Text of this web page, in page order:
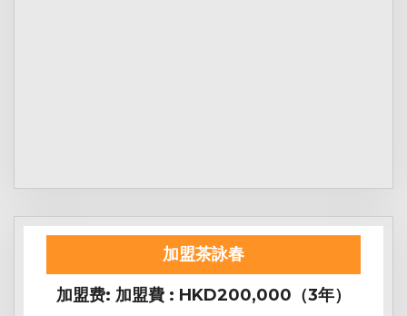
加盟茶詠春
加盟费: 加盟費 : HKD200,000（3年）